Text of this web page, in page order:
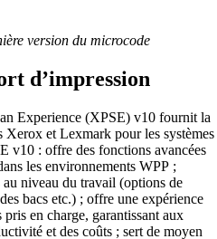
version du microcode
d’impression
Experience (XPSE) v10 fournit la
et Lexmark pour les systèmes
v10 : offre des fonctions avancées
les environnements WPP ;
au niveau du travail (options de
bacs etc.) ; offre une expérience
en charge, garantissant aux
et des coûts ; sert de moyen